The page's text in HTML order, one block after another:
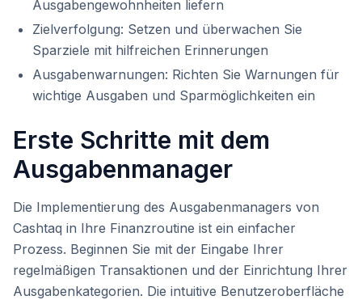
Ausgabengewohnheiten liefern
Zielverfolgung: Setzen und überwachen Sie
Sparziele mit hilfreichen Erinnerungen
Ausgabenwarnungen: Richten Sie Warnungen für
wichtige Ausgaben und Sparmöglichkeiten ein
Erste Schritte mit dem
Ausgabenmanager
Die Implementierung des Ausgabenmanagers von
Cashtaq in Ihre Finanzroutine ist ein einfacher
Prozess. Beginnen Sie mit der Eingabe Ihrer
regelmäßigen Transaktionen und der Einrichtung Ihrer
Ausgabenkategorien. Die intuitive Benutzeroberfläche